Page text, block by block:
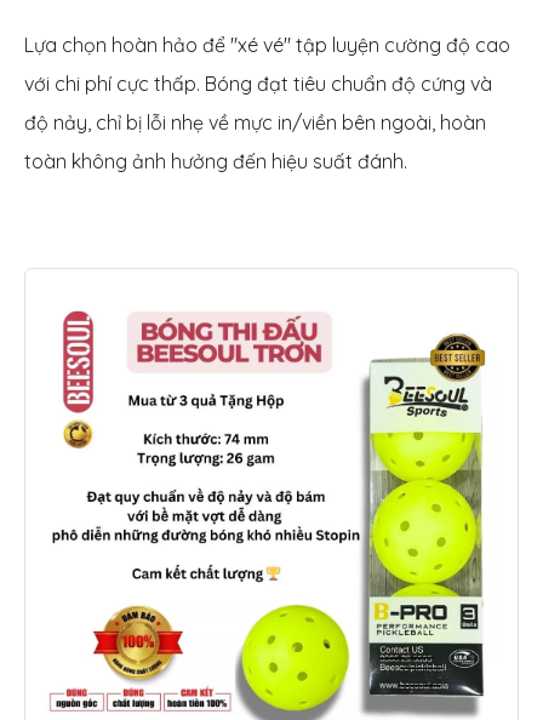
Lựa chọn hoàn hảo để "xé vé" tập luyện cường độ cao
với chi phí cực thấp. Bóng đạt tiêu chuẩn độ cứng và
độ nảy, chỉ bị lỗi nhẹ về mực in/viền bên ngoài, hoàn
toàn không ảnh hưởng đến hiệu suất đánh.